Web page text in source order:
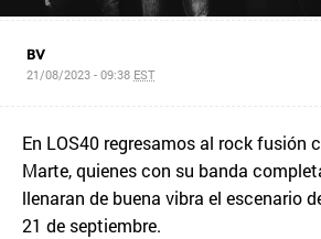
BV
21/08/2023 - 09:38 EST
En LOS40 regresamos al rock fusión
Marte, quienes con su banda
llenaran de buena vibra el escenario
21 de septiembre.